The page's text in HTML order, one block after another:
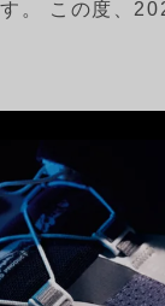
。 この度、